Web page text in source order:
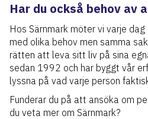
Har du också behov av
Hos Särnmark möter vi varje
med olika behov men samma
rätten att leva sitt liv på sina
sedan 1992 och har byggt vår
lyssna på vad varje person
Funderar du på att ansöka om
du veta mer om Särnmark?